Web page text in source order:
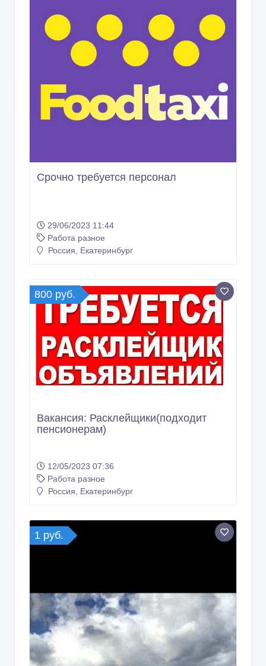
Срочно требуется персонал
29/06/2023 11:44
Работа разное
Россия, Екатеринбург
800 руб.
Вакансия: Расклейщики(подходит
пенсионерам)
12/05/2023 07:36
Работа разное
Россия, Екатеринбург
1 руб.